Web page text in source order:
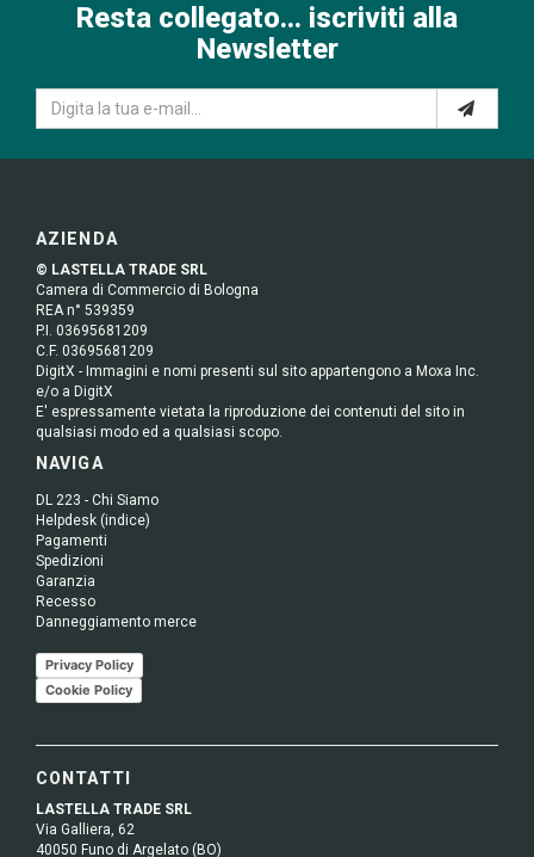
Resta collegato... iscriviti alla
Newsletter
AZIENDA
© LASTELLA TRADE SRL
Camera di Commercio di Bologna
REA n° 539359
P.I. 03695681209
C.F. 03695681209
DigitX - Immagini e nomi presenti sul sito appartengono a Moxa Inc.
e/o a DigitX
E' espressamente vietata la riproduzione dei contenuti del sito in
qualsiasi modo ed a qualsiasi scopo.
NAVIGA
DL 223 - Chi Siamo
Helpdesk (indice)
Pagamenti
Spedizioni
Garanzia
Recesso
Danneggiamento merce
Privacy Policy
Cookie Policy
CONTATTI
LASTELLA TRADE SRL
Via Galliera, 62
40050 Funo di Argelato (BO)